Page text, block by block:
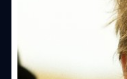
ตัวอย่างแรก ‘The Fall
คอมเมดี้ของผู้กำกับ
Gosling รับบทนำคู่กับ
Universal ได้ปล่อยตัวอย่างแรก
ยนตร์แอ็กชันคอมเดมี้ล่าสุดที่ดั
เดียวกันที่ฉายระหว่างปี 1981 -